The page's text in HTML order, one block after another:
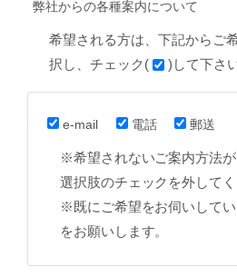
弊社からの各種案内について
希望される方は、下記からご
択し、チェック(
)して下さい
e-mail 電話 郵送
※希望されないご案内方法が
選択肢のチェックを外してく
※既にご希望をお伺いして
をお願いします。